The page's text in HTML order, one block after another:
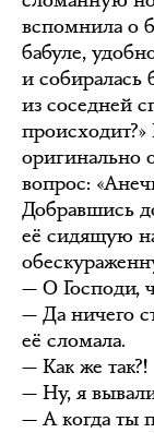
вспомнила о
бабуле,
и собиралась
из соседней
оригинально
вопрос:
Добравшись
её сидящую
— О Господи,
— Да ничего
её сломала.
— Как же так?!
— Ну, я
— А когда ты